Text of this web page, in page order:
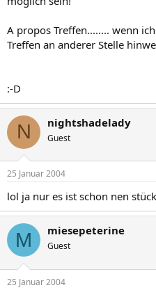
A propos Treffen........ wenn
Treffen an anderer Stelle
:-D
N nightshadelady
Guest
25 Januar 2004
lol ja nur es ist schon nen
M miesepeterine
Guest
25 Januar 2004